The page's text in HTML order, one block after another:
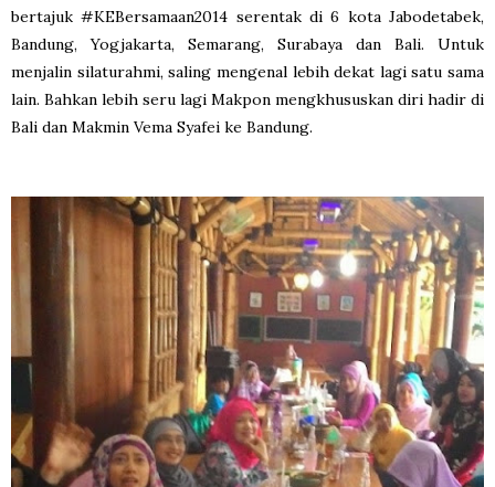
bertajuk #KEBersamaan2014 serentak di 6 kota Jabodetabek,
Bandung, Yogjakarta, Semarang, Surabaya dan Bali. Untuk
menjalin silaturahmi, saling mengenal lebih dekat lagi satu sama
lain. Bahkan lebih seru lagi Makpon mengkhususkan diri hadir di
Bali dan Makmin Vema Syafei ke Bandung.